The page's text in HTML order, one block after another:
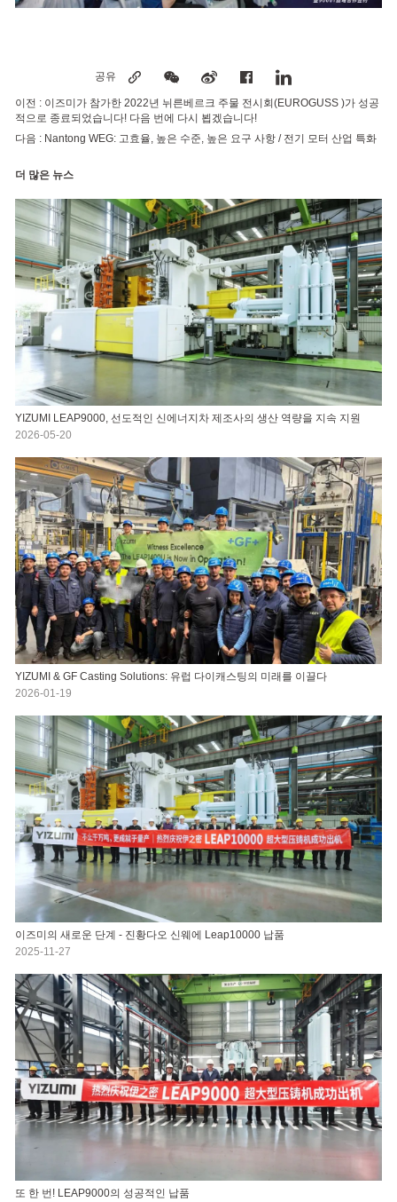
공유
이전 : 이즈미가 참가한 2022년 뉘른베르크 주물 전시회(EUROGUSS )가 성공
적으로 종료되었습니다! 다음 번에 다시 뵙겠습니다!
다음 : Nantong WEG: 고효율, 높은 수준, 높은 요구 사항 / 전기 모터 산업 특화
더 많은 뉴스
YIZUMI LEAP9000, 선도적인 신에너지차 제조사의 생산 역량을 지속 지원
2026-05-20
YIZUMI & GF Casting Solutions: 유럽 다이캐스팅의 미래를 이끌다
2026-01-19
이즈미의 새로운 단계 - 진황다오 신웨에 Leap10000 납품
2025-11-27
또 한 번! LEAP9000의 성공적인 납품